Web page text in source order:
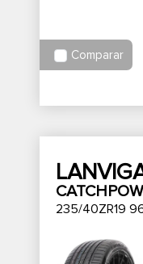
Comparar
235/40ZR19